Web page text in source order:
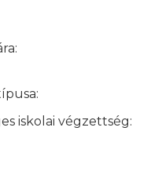
iskolai végzettség: